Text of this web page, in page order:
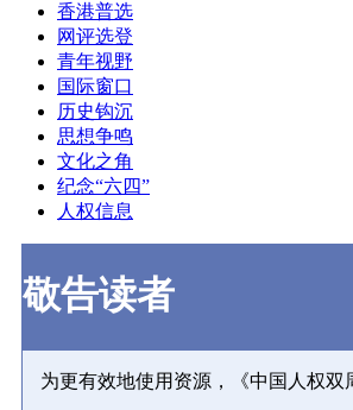
香港普选
网评选登
青年视野
国际窗口
历史钩沉
思想争鸣
文化之角
纪念“六四”
人权信息
敬告读者
为更有效地使用资源，《中国人权双